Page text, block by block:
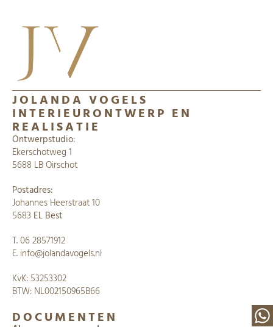
JOLANDA VOGELS
INTERIEURONTWERP EN
REALISATIE
Ontwerpstudio:
Ekerschotweg 1
5688 LB Oirschot
Postadres:
Johannes Heerstraat 10
5683 EL Best
​​T.06 28571912
E. info@jolandavogels.nl
KvK: 53253302
​BTW: NL002150965B66
DOCUMENTEN